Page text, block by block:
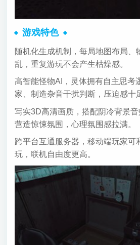
游戏特色
随机化生成机制，每局地图布局、
乱，重复游玩不会产生枯燥感。
高智能怪物AI，灵体拥有自主思考
家、制造杂音干扰判断，压迫感十
写实3D高清画质，搭配阴冷背景
营造惊悚氛围，心理氛围感拉满。
跨平台互通服务器，移动端玩家可
玩，联机自由度更高。